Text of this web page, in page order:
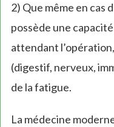
2) Que même en cas
possède une
attendant
(digestif, nerveux,
de la fatigue.
La médecine